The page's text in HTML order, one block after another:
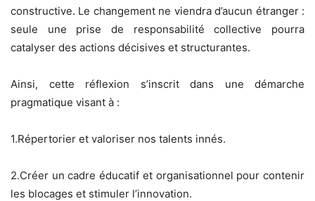
constructive. Le changement ne viendra d’aucun étranger :
seule une prise de responsabilité collective pourra
catalyser des actions décisives et structurantes.
Ainsi, cette réflexion s’inscrit dans une démarche
pragmatique visant à :
1.Répertorier et valoriser nos talents innés.
2.Créer un cadre éducatif et organisationnel pour contenir
les blocages et stimuler l’innovation.